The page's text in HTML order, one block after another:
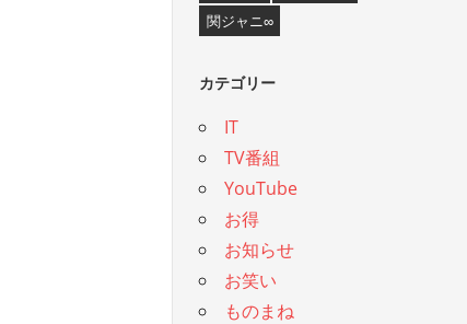
関ジャニ∞
カテゴリー
IT
TV番組
YouTube
お得
お知らせ
お笑い
ものまね